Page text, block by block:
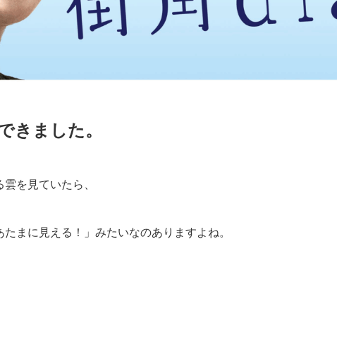
きました。
を見ていたら、
たまに見える！」みたいなのありますよね。